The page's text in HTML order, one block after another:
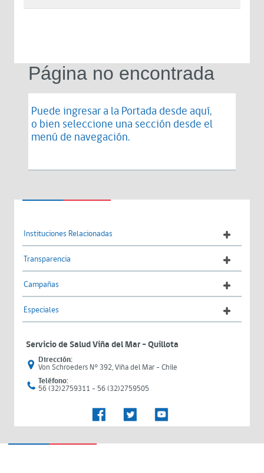
Página no encontrada
Puede ingresar a la Portada desde aquí,
o bien seleccione una sección desde el
menú de navegación.
Instituciones Relacionadas
Transparencia
Campañas
Especiales
Servicio de Salud Viña del Mar – Quillota
Dirección:
Von Schroeders N° 392, Viña del Mar - Chile
Teléfono:
56 (32)2759311 - 56 (32)2759505